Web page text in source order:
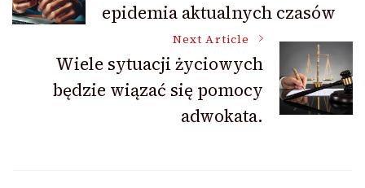
Navigationepidemia aktualnych czasów
Next Article
Wiele sytuacji życiowych
będzie wiązać się pomocy
adwokata.